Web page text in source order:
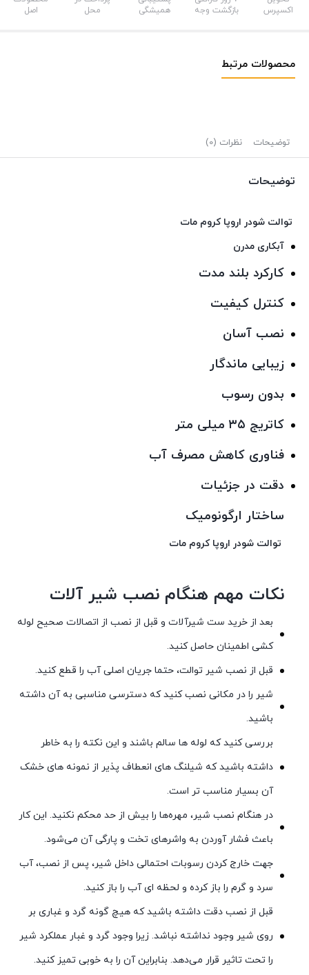
اکسپرس
بازگشت وجه
همیشگی
محل
اصل
محصولات مرتبط
توضیحات نظرات (0)
توضیحات
توالت شودر اروپا کروم مات
آبکاری مدرن
کارکرد بلند مدت
كنترل كيفيت
نصب آسان
زیبایی ماندگار
بدون رسوب
کاتریج ۳۵ میلی متر
فناوری کاهش مصرف آب
دقت در جزئیات
ساختار ارگونومیک
توالت شودر اروپا کروم مات
نکات مهم هنگام نصب شیر آلات
بعد از خرید ست شیرآلات و قبل از نصب از اتصالات صحیح لوله
کشی اطمینان حاصل کنید.
قبل از نصب شیر توالت، حتما جریان اصلی آب را قطع کنید.
شیر را در مکانی نصب کنید که دسترسی مناسبی به آن داشته
باشید.
بررسی کنید که لوله ها سالم باشند و این نکته را به خاطر
داشته باشید که شیلنگ های انعطاف پذیر از نمونه های خشک
آن بسیار مناسب تر است.
در هنگام نصب شیر، مهره‌ها را بیش از حد محکم نکنید. این کار
باعث فشار آوردن به واشرهای تخت و پارگی آن می‌شود.
جهت خارج کردن رسوبات احتمالی داخل شیر، پس از نصب، آب
سرد و گرم را باز کرده و لحظه ای آب را باز کنید.
قبل از نصب دقت داشته باشید که هیچ گونه گرد و غباری بر
روی شیر وجود نداشته نباشد. زیرا وجود گرد و غبار عملکرد شیر
را تحت تاثیر قرار می‌دهد. بنابراین آن را به خوبی تمیز کنید.